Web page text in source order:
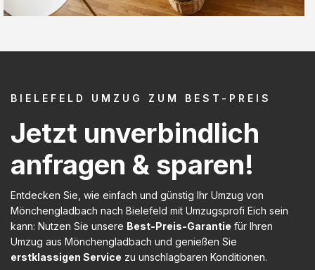
BIELEFELD UMZUG ZUM BEST-PREIS
Jetzt unverbindlich
anfragen & sparen!
Entdecken Sie, wie einfach und günstig Ihr Umzug von
Mönchengladbach nach Bielefeld mit Umzugsprofi Eich sein
kann: Nutzen Sie unsere Best-Preis-Garantie für Ihren
Umzug aus Mönchengladbach und genießen Sie
erstklassigen Service zu unschlagbaren Konditionen.